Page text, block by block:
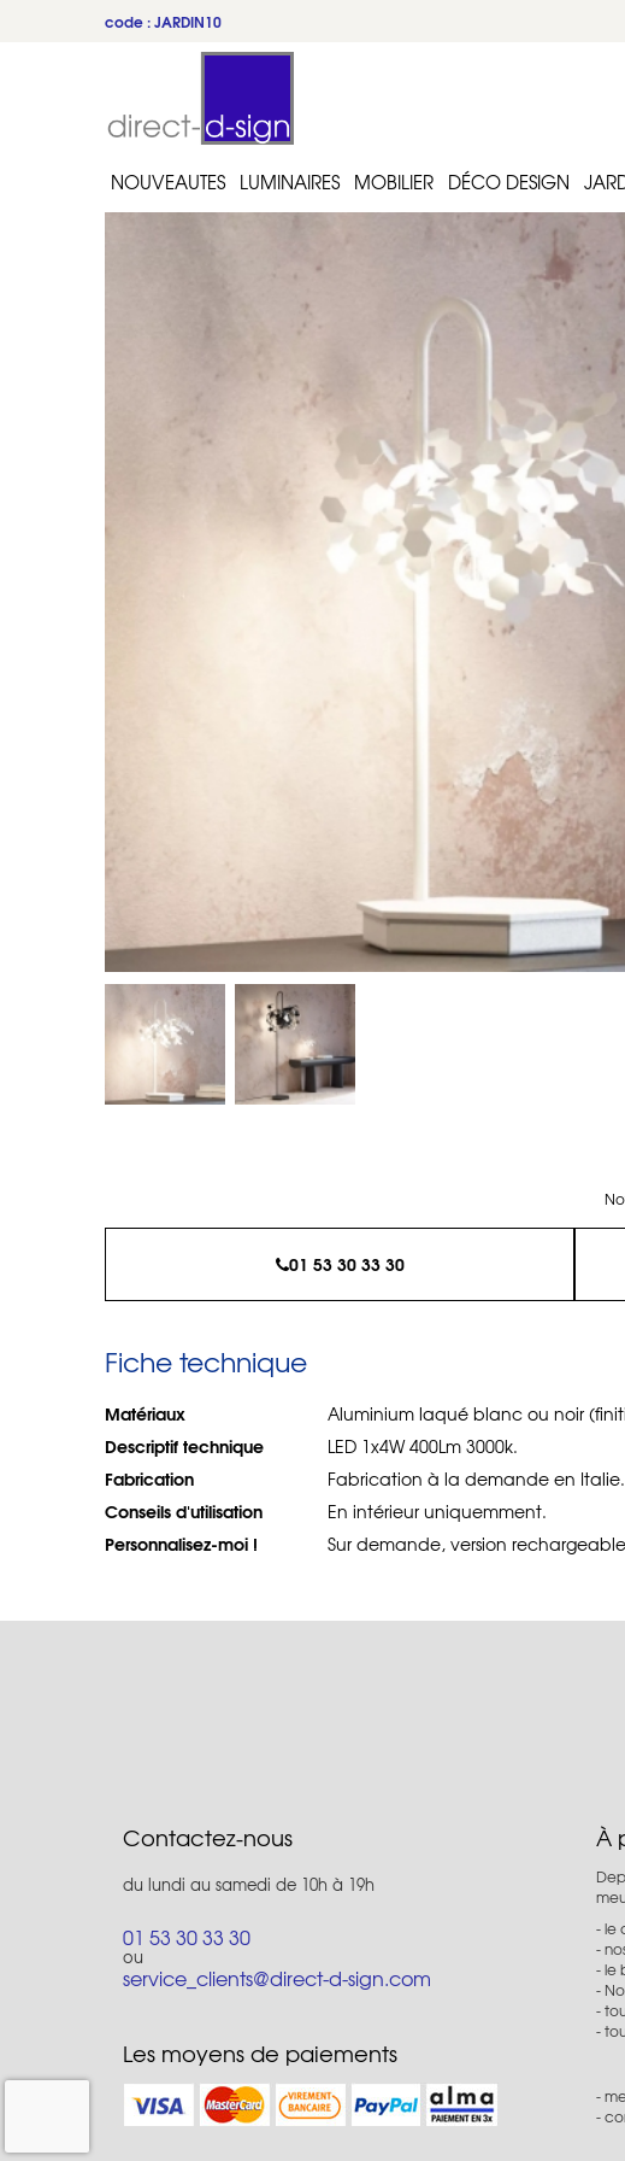
code : JARDIN10
NOUVEAUTES LUMINAIRES MOBILIER DÉCO DESIGN
01 53 30 33 30
Fiche technique
Matériaux Aluminium laqué blanc ou noir
Descriptif technique LED 1x4W 400Lm 3000k.
Fabrication Fabrication à la demande en Italie.
Conseils d'utilisation En intérieur uniquemment.
Personnalisez-moi ! Sur demande, version
Contactez-nous
du lundi au samedi de 10h à 19h
01 53 30 33 30
ou
service_clients@direct-d-sign.com
Les moyens de paiements
À
le
le